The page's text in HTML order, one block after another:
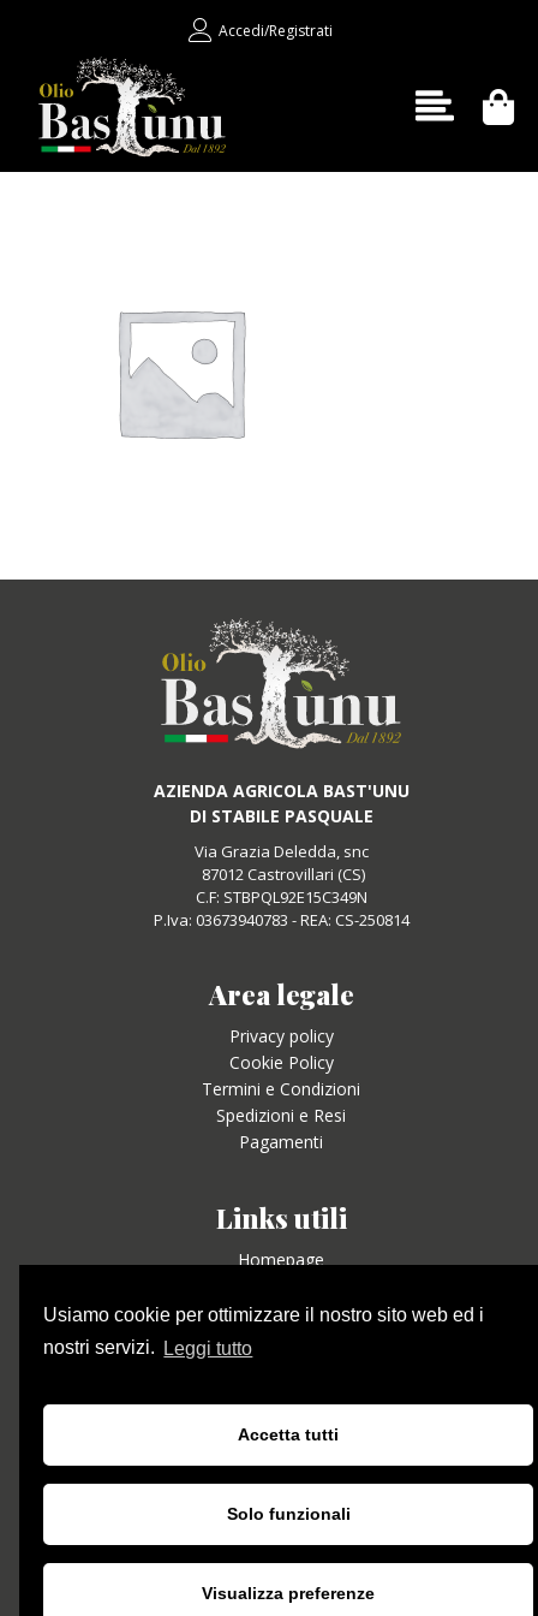
Accedi/Registrati
AZIENDA AGRICOLA BAST'UNU
DI STABILE PASQUALE
Via Grazia Deledda, snc
87012 Castrovillari (CS)
C.F: STBPQL92E15C349N
P.Iva: 03673940783 - REA: CS-250814
Area legale
Privacy policy
Cookie Policy
Termini e Condizioni
Spedizioni e Resi
Pagamenti
Links utili
Homepage
Olio
Contatti
Social
Contatti
Email: oliobastunu@gmail.com
Usiamo cookie per ottimizzare il nostro sito web ed i
nostri servizi.
Leggi tutto
Accetta tutti
Solo funzionali
Visualizza preferenze